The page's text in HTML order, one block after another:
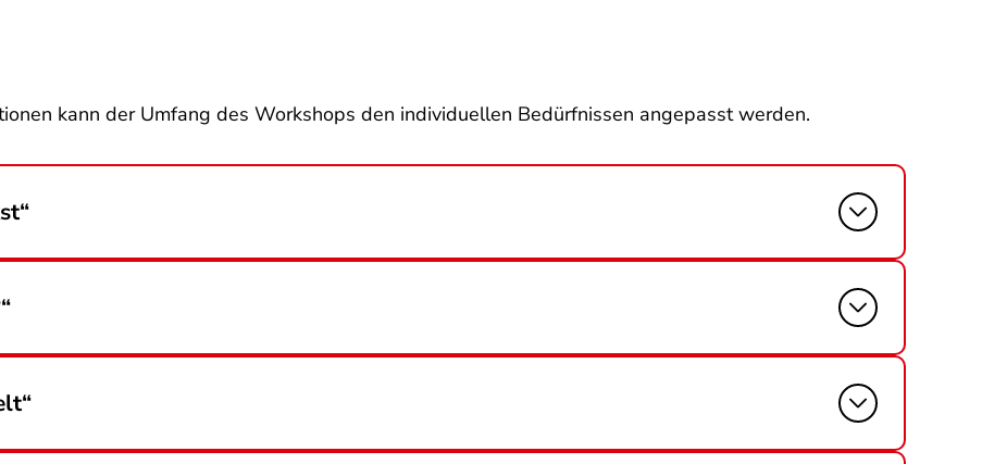
kann der Umfang des Workshops den individuellen Bedürfnissen angepasst werden.